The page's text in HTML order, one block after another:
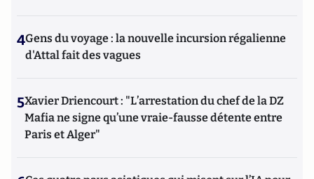
4Gens du voyage : la nouvelle incursion régalienne
d'Attal fait des vagues
5Xavier Driencourt : "L’arrestation du chef de la DZ
Mafia ne signe qu’une vraie-fausse détente entre
Paris et Alger"